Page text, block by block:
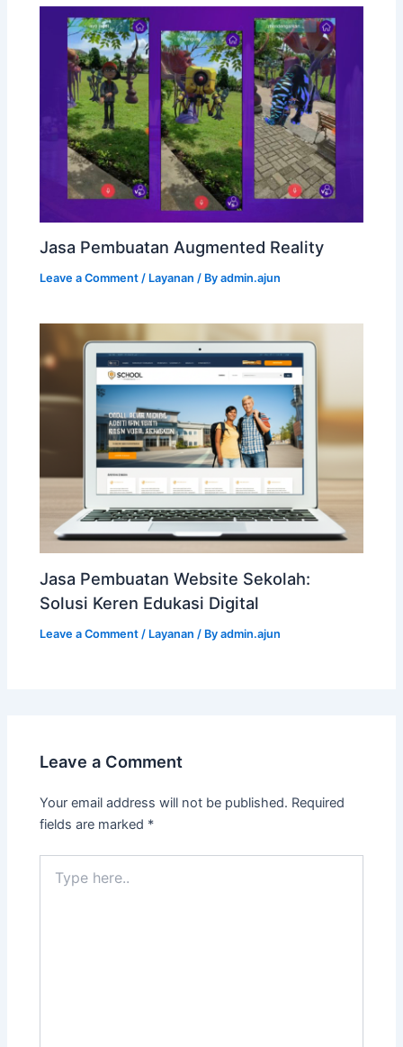
Jasa Pembuatan Augmented Reality
Leave a Comment / Layanan / Byadmin.ajun
Jasa Pembuatan Website Sekolah:
Solusi Keren Edukasi Digital
Leave a Comment / Layanan / Byadmin.ajun
Leave a Comment
Your email address will not be published. Required
fields are marked *
here..